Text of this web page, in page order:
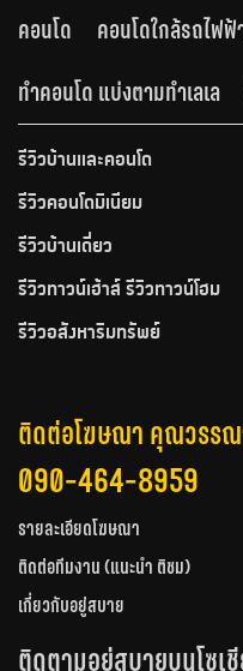
คอนโด
คอนโดใกล้รถไฟ
ทำคอนโด แบ่งตามทำเลเล
รีวิวบ้านและคอนโด
รีวิวคอนโดมิเนียม
รีวิวบ้านเดี่ยว
รีวิวทาวน์เฮ้าส์ รีวิวทาวน์โฮม
รีวิวอสังหาริมทรัพย์
ติดต่อโฆษณา คุณวรร
090-464-8959
รายละเอียดโฆษณา
ติดต่อทีมงาน (แนะนำ ติชม)
เกี่ยวกับอยู่สบาย
ติดตามอยู่สบายบนโซเ